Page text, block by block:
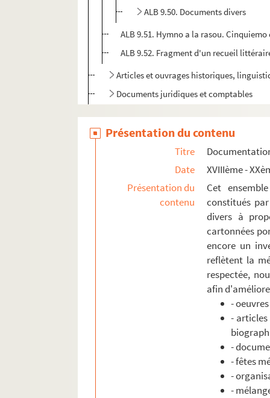
ALB 9.50. Documents divers
ALB 9.51. Hymno a la rasou.
ALB 9.52. Fragment d'un recueil
Articles et ouvrages historiques,
Documents juridiques et comptables
Organisations syndicales et politiques
Présentation du contenu
Titre
Date
XVIIIème -
Présentation du
contenu
Cet
constitués
divers à
cartonnées
encore un
reflètent la
respectée,
afin
-
-
-
- fêtes
-
-